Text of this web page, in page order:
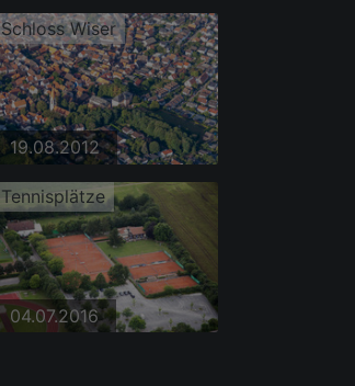
Schloss Wiser
19.08.2012
Tennisplätze
04.07.2016